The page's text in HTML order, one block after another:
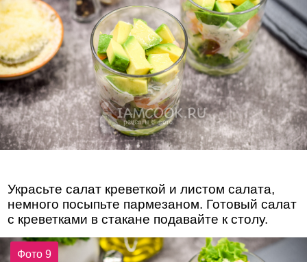
Украсьте салат креветкой и листом салата,
немного посыпьте пармезаном. Готовый салат
с креветками в стакане подавайте к столу.
Фото 9